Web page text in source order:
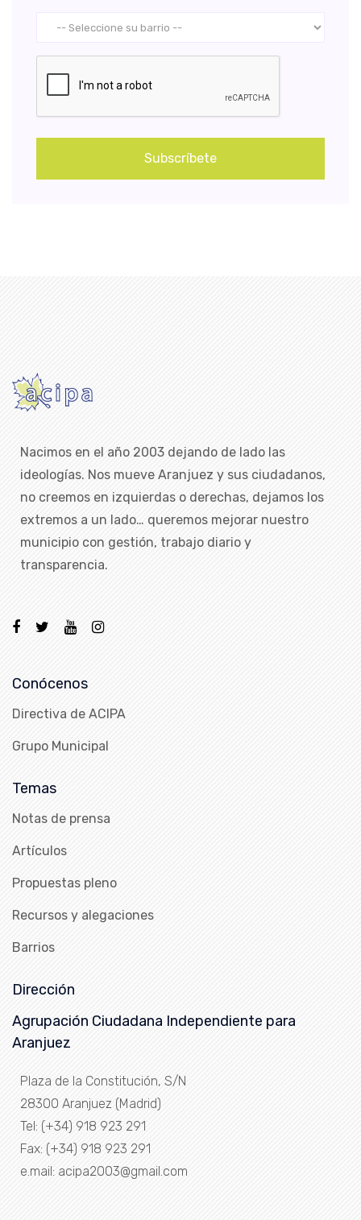
Subscríbete
Nacimos en el año 2003 dejando de lado las
ideologías. Nos mueve Aranjuez y sus ciudadanos,
no creemos en izquierdas o derechas, dejamos los
extremos a un lado… queremos mejorar nuestro
municipio con gestión, trabajo diario y
transparencia.
Conócenos
Directiva de ACIPA
Grupo Municipal
Temas
Notas de prensa
Artículos
Propuestas pleno
Recursos y alegaciones
Barrios
Dirección
Agrupación Ciudadana Independiente para
Aranjuez
Plaza de la Constitución, S/N
28300 Aranjuez (Madrid)
Tel: (+34) 918 923 291
Fax: (+34) 918 923 291
e.mail: acipa2003@gmail.com